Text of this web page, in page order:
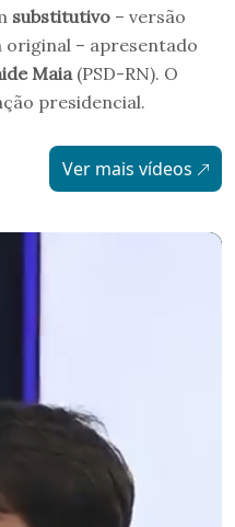
substitutivo – versão
original – apresentado
Maia (PSD-RN). O
presidencial.
Ver mais vídeos